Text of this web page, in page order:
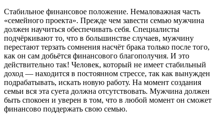
Стабильное финансовое положение. Немаловажная часть
«семейного проекта». Прежде чем завести семью мужчина
должен научиться обеспечивать себя. Специалисты
подчёркивают то, что в большинстве случаев, мужчину
перестают терзать сомнения насчёт брака только после того,
как он сам добьётся финансового благополучия. И это
действительно так! Человек, который не имеет стабильный
доход — находится в постоянном стрессе, так как вынужден
подрабатывать, искать новую работу. На момент создания
семьи вся эта суета должна отсутствовать. Мужчина должен
быть спокоен и уверен в том, что в любой момент он сможет
финансово поддержать свою семью.